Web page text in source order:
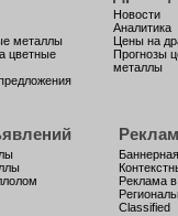
металлы
цветные
Новости
Аналитика
Цены на
Прогнозы
металлы
Реклама
Classified